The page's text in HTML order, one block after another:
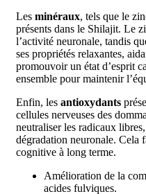
Les minéraux, tels que le
présents dans le Shilajit. Le
l’activité neuronale, tandis
ses propriétés relaxantes,
promouvoir un état d’esprit
ensemble pour maintenir
Enfin, les antioxydants
cellules nerveuses des
neutraliser les radicaux
dégradation neuronale. Cela
cognitive à long terme.
Amélioration de la
acides fulviques.